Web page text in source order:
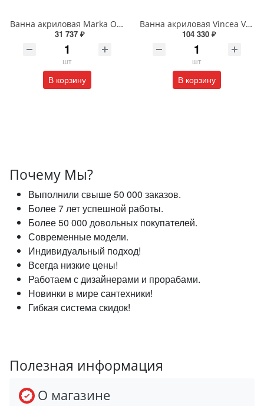
Ванна акриловая Marka One ALISA MG 170*75 R 01али1775п
31 737 ₽
шт
В корзину
Ванна акриловая Vincea VBT-621B 1700*800*580 цвет белый
104 330 ₽
шт
В корзину
Почему Мы?
Выполнили свыше 50 000 заказов.
Более 7 лет успешной работы.
Более 50 000 довольных покупателей.
Современные модели.
Индивидуальный подход!
Всегда низкие цены!
Работаем с дизайнерами и прорабами.
Новинки в мире сантехники!
Гибкая система скидок!
Полезная информация
О магазине